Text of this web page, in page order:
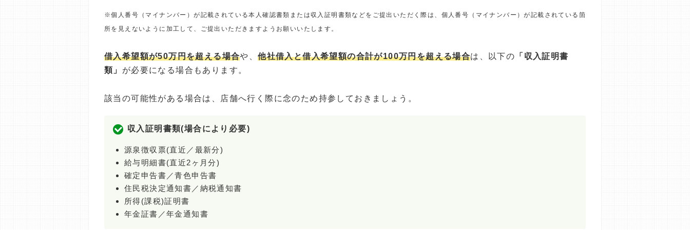
※個人番号（マイナンバー）が記載されている本人確認書類または収入証明書類などをご提出いただく際は、個人番号（マイナンバー）が記載されている箇
所を見えないように加工して、ご提出いただきますようお願いいたします。
借入希望額が50万円を超える場合や、他社借入と借入希望額の合計が100万円を超える場合は、以下の 「収入証明書
類」 が必要になる場合もあります。
該当の可能性がある場合は、店舗へ行く際に念のため持参しておきましょう。
収入証明書類(場合により必要)
源泉徴収票(直近／最新分)
給与明細書(直近2ヶ月分)
確定申告書／青色申告書
住民税決定通知書／納税通知書
所得(課税)証明書
年金証書／年金通知書